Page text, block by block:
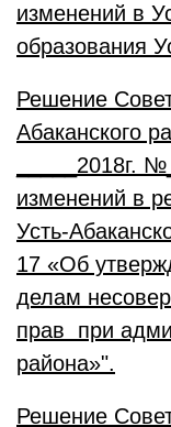
изменений в
образования
Решение
Абаканского
_____2018г.
изменений в
Усть-
17 «Об
делам
прав при
района»".
Решение